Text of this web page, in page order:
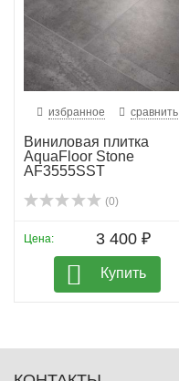
избранное сравнить
Виниловая плитка
AquaFloor Stone
AF3555SST
(0)
Цена: 3 400 ₽
Купить